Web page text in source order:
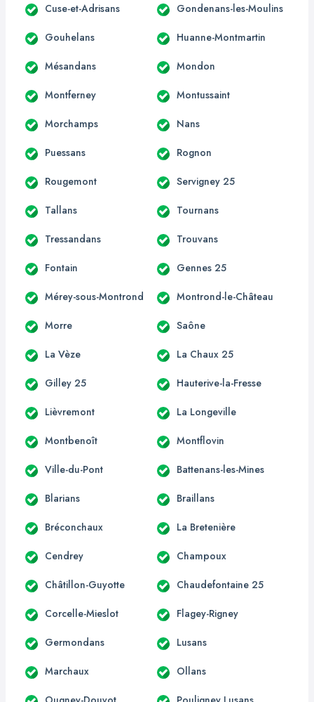
Cuse-et-Adrisans Gondenans-les-Moulins
Gouhelans Huanne-Montmartin
Mésandans Mondon
Montferney Montussaint
Morchamps Nans
Puessans Rognon
Rougemont Servigney 25
Tallans Tournans
Tressandans Trouvans
Fontain Gennes 25
Mérey-sous-Montrond Montrond-le-Château
Morre Saône
La Vèze La Chaux 25
Gilley 25 Hauterive-la-Fresse
Lièvremont La Longeville
Montbenoît Montflovin
Ville-du-Pont Battenans-les-Mines
Blarians Braillans
Bréconchaux La Bretenière
Cendrey Champoux
Châtillon-Guyotte Chaudefontaine 25
Corcelle-Mieslot Flagey-Rigney
Germondans Lusans
Marchaux Ollans